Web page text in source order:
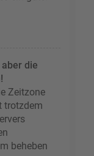
die
Zeitzone
trotzdem
beheben